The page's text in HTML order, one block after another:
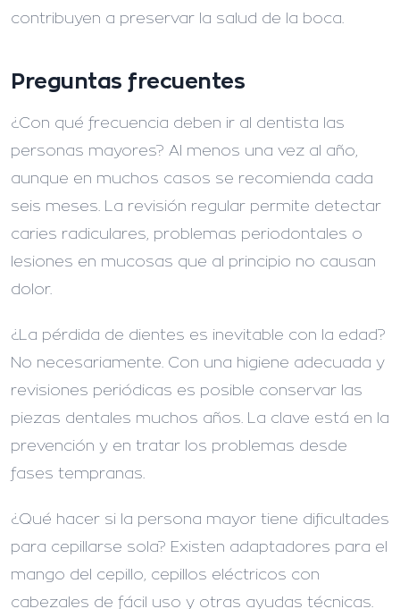
contribuyen a preservar la salud de la boca.
Preguntas frecuentes
¿Con qué frecuencia deben ir al dentista las
personas mayores? Al menos una vez al año,
aunque en muchos casos se recomienda cada
seis meses. La revisión regular permite detectar
caries radiculares, problemas periodontales o
lesiones en mucosas que al principio no causan
dolor.
¿La pérdida de dientes es inevitable con la edad?
No necesariamente. Con una higiene adecuada y
revisiones periódicas es posible conservar las
piezas dentales muchos años. La clave está en la
prevención y en tratar los problemas desde
fases tempranas.
¿Qué hacer si la persona mayor tiene dificultades
para cepillarse sola? Existen adaptadores para el
mango del cepillo, cepillos eléctricos con
cabezales de fácil uso y otras ayudas técnicas.